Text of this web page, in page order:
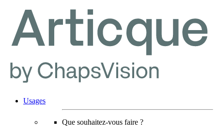
Usages
Que souhaitez-vous faire ?